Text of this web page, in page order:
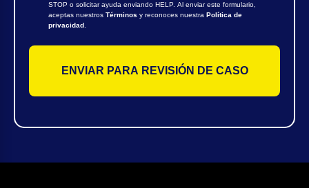
STOP o solicitar ayuda enviando HELP. Al enviar este formulario,
aceptas nuestros Términos y reconoces nuestra Política de
privacidad